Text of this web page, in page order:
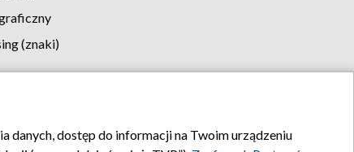
(znaki)
Kontakt
danych, dostęp do informacji na Twoim urządzeniu